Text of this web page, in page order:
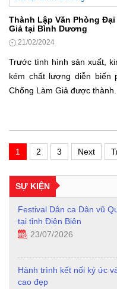
Thành Lập Văn Phòng
Giả tại Bình Dương
21/02/2024
Trước tình hình sản xuất,
kém chất lượng diễn biến
Chống Làm Giả được
1 2 3 Next
SỰ KIỆN
Festival Dân ca Dân vũ
tại tỉnh Điện Biên
23/07/2026
Hành trình kết nối ký ức
cao đẹp